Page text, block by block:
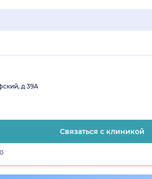
д 39А
Связаться с клиникой